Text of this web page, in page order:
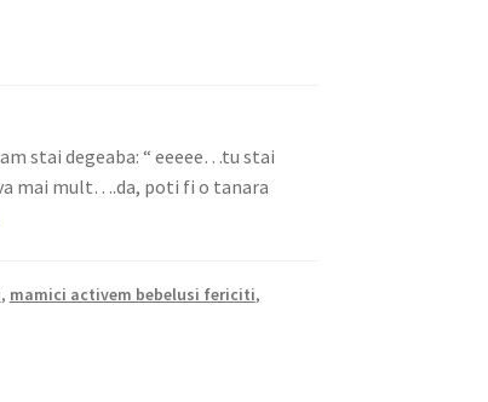
stai degeaba: “ eeeee…tu stai
mai mult….da, poti fi o tanara
, mamici activem bebelusi fericiti,